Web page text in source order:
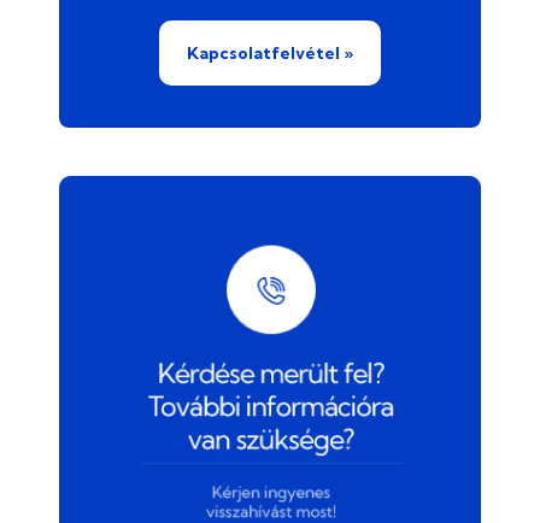
Kapcsolatfelvétel »